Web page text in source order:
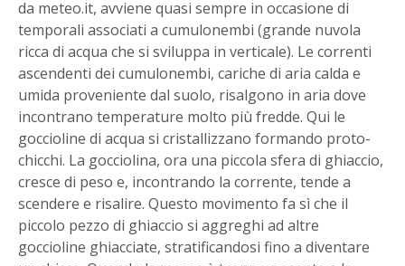
da meteo.it, avviene quasi sempre in occasione di
temporali associati a cumulonembi (grande nuvola
ricca di acqua che si sviluppa in verticale). Le correnti
ascendenti dei cumulonembi, cariche di aria calda e
umida proveniente dal suolo, risalgono in aria dove
incontrano temperature molto più fredde. Qui le
goccioline di acqua si cristallizzano formando proto-
chicchi. La gocciolina, ora una piccola sfera di ghiaccio,
cresce di peso e, incontrando la corrente, tende a
scendere e risalire. Questo movimento fa sì che il
piccolo pezzo di ghiaccio si aggreghi ad altre
goccioline ghiacciate, stratificandosi fino a diventare